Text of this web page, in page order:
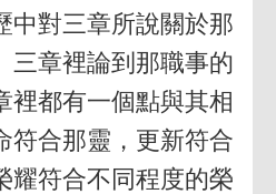
中對三章所說關於那
三章裡論到那職事的
裡都有一個點與其相
符合那靈，更新符合
耀符合不同程度的榮